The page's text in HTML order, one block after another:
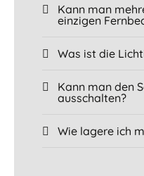
Kann man
einzigen
Was ist die
Kann man den
ausschalten?
Wie lagere ich